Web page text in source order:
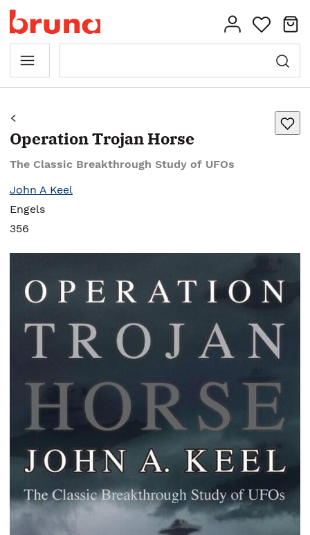
Operation Trojan Horse
The Classic Breakthrough Study of UFOs
John A Keel
Engels
356